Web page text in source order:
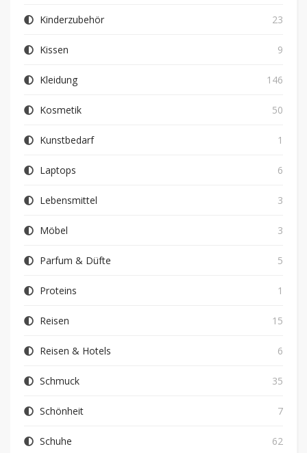
Kinderzubehör 23
Kissen 9
Kleidung 146
Kosmetik 50
Kunstbedarf 1
Laptops 6
Lebensmittel 3
Möbel 3
Parfum & Düfte 5
Proteins 1
Reisen 15
Reisen & Hotels 6
Schmuck 35
Schönheit 7
Schuhe 62